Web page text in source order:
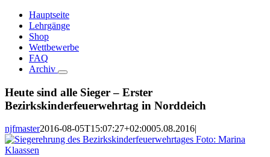
Hauptseite
Lehrgänge
Shop
Wettbewerbe
FAQ
Archiv
Heute sind alle Sieger – Erster
Bezirkskinderfeuerwehrtag in Norddeich
njfmaster2016-08-05T15:07:27+02:0005.08.2016|